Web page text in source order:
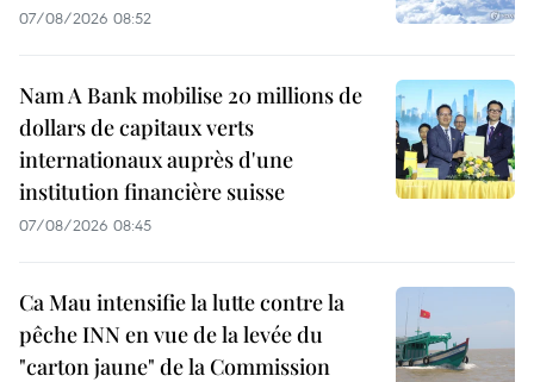
07/08/2026 08:52
Nam A Bank mobilise 20 millions de
dollars de capitaux verts
internationaux auprès d'une
institution financière suisse
07/08/2026 08:45
Ca Mau intensifie la lutte contre la
pêche INN en vue de la levée du
"carton jaune" de la Commission